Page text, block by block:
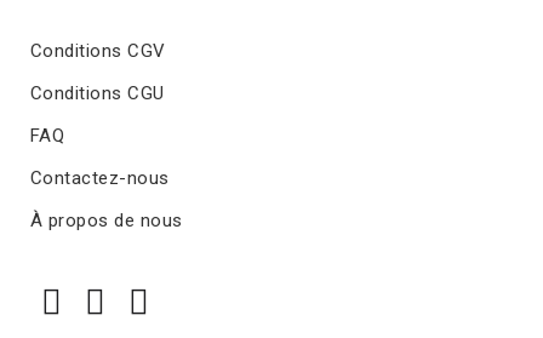
Conditions CGV
Conditions CGU
FAQ
Contactez-nous
À propos de nous